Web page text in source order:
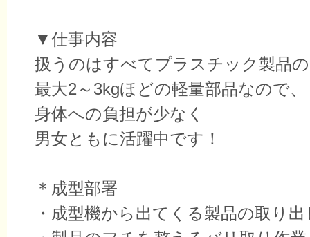
▼仕事内容
扱うのはすべてプラスチック製品
最大2～3kgほどの軽量部品なので、
身体への負担が少なく
男女ともに活躍中です！
＊成型部署
・成型機から出てくる製品の取り出